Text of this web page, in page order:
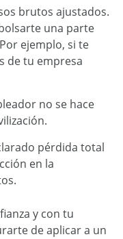
brutos ajustados.
una parte
ejemplo, si te
de tu empresa
no se hace
pérdida total
en la
y con tu
de aplicar a un